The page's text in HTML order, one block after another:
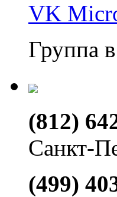
VK
Группа
(812)
Санкт-
(499)